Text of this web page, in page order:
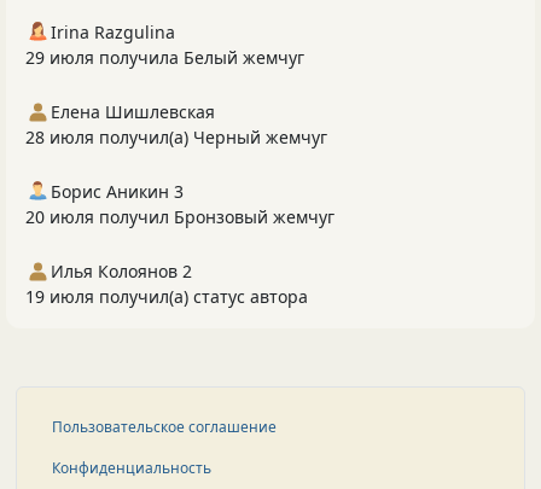
Irina Razgulina
29 июля получила Белый жемчуг
Елена Шишлевская
28 июля получил(а) Черный жемчуг
Борис Аникин 3
20 июля получил Бронзовый жемчуг
Илья Колоянов 2
19 июля получил(а) статус автора
Пользовательское соглашение
Конфиденциальность